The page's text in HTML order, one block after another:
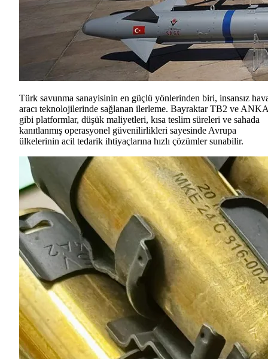
Türk savunma sanayisinin en güçlü yönlerinden biri, insansız
aracı teknolojilerinde sağlanan ilerleme. Bayraktar TB2 ve ANKA
gibi platformlar, düşük maliyetleri, kısa teslim süreleri ve sahada
kanıtlanmış operasyonel güvenilirlikleri sayesinde Avrupa
ülkelerinin acil tedarik ihtiyaçlarına hızlı çözümler sunabilir.